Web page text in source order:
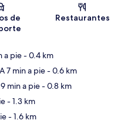
del mapa
de
Restaurantes
a pie- 0.4 km
7 min a pie- 0.6 km
min a pie- 0.8 km
- 1.3 km
- 1.6 km